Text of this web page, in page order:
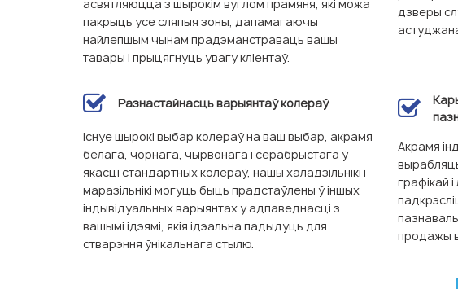
асвятляюцца з шырокім вуглом прамяня, які можа
пакрыць усе сляпыя зоны, дапамагаючы
найлепшым чынам прадэманстраваць вашы
тавары і прыцягнуць увагу кліентаў.
дзверы
Разнастайнасць варыянтаў колераў
Існуе шырокі выбар колераў на ваш выбар, акрамя
белага, чорнага, чырвонага і серабрыстага ў
якасці стандартных колераў, нашы халадзільнікі і
маразільнікі могуць быць прадстаўлены ў іншых
індывідуальных варыянтах у адпаведнасці з
вашымі ідэямі, якія ідэальна падыдуць для
стварэння ўнікальнага стылю.
Акрамя
графікай
продажы